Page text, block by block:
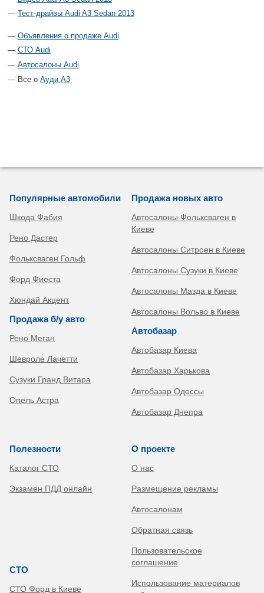
Тест-драйвы Audi A3 Sedan 2013
Объявления о продаже Audi
СТО Audi
Автосалоны Audi
Все о Ауди А3
Популярные автомобили
Шкода Фабия
Рено Дастер
Фольксваген Гольф
Форд Фиеста
Хюндай Акцент
Продажа б/у авто
Рено Меган
Шевроле Лачетти
Сузуки Гранд Витара
Опель Астра
Продажа новых авто
Автосалоны Фольксваген в
Киеве
Автосалоны Ситроен в Киеве
Автосалоны Сузуки в Киеве
Автосалоны Мазда в Киеве
Автосалоны Вольво в Киеве
Автобазар
Автобазар Киева
Автобазар Харькова
Автобазар Одессы
Автобазар Днепра
Полезности
Каталог СТО
Экзамен ПДД онлайн
СТО
СТО Форд в Киеве
О проекте
О нас
Размещение рекламы
Автосалонам
Обратная связь
Пользовательское
соглашение
Использование материалов